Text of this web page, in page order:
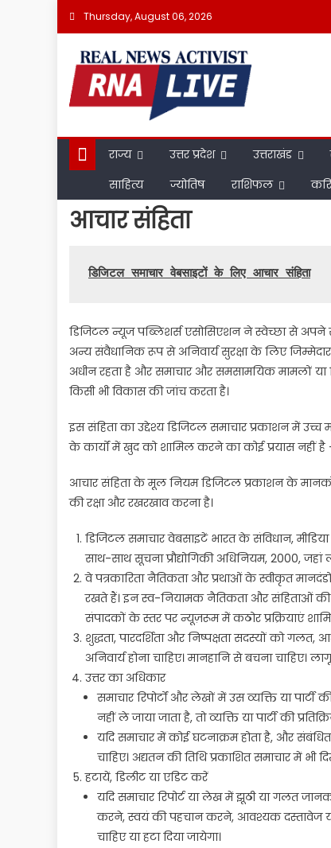
Skip
content
Thursday, August 06, 2026
राज्य उत्तर प्रदेश उत्तराखंड
साहित्य
ज्योतिष राशिफल
आचार संहिता
डिजिटल समाचार वेबसाइटों के लिए आचार संहिता
डिजिटल न्यूज पब्लिशर्स एसोसिएशन ने स्वेच्छा से अपने
अन्य संवैधानिक रूप से अनिवार्य सुरक्षा के लिए जिम्मेदार
अधीन रहता है और समाचार और समसामयिक मामलों या
किसी भी विकास की जांच करता है।
इस संहिता का उद्देश्य डिजिटल समाचार प्रकाशन में
के कार्यों में खुद को शामिल करने का कोई प्रयास नहीं है
आचार संहिता के मूल नियम डिजिटल प्रकाशन के
की रक्षा और रखरखाव करना है।
डिजिटल समाचार वेबसाइटें भारत के संविधान,
साथ-साथ सूचना प्रौद्योगिकी अधिनियम, 2000,
वे पत्रकारिता नैतिकता और प्रथाओं के स्वीकृत
रखते हैं। इन स्व-नियामक नैतिकता और संहिताओं की
संपादकों के स्तर पर न्यूज़रूम में कठोर प्रक्रियाएं
शुद्धता, पारदर्शिता और निष्पक्षता सदस्यों को गलत,
अनिवार्य होना चाहिए। मानहानि से बचना
उत्तर का अधिकार
समाचार रिपोर्टों और लेखों में उस व्यक्ति या
नहीं ले जाया जाता है, तो व्यक्ति या पार्टी की
यदि समाचार में कोई घटनाक्रम होता है, और
चाहिए। अद्यतन की तिथि प्रकाशित समाचार में भी
हटायें, डिलीट या एडिट करें
यदि समाचार रिपोर्ट या लेख में झूठी या गलत
करने, स्वयं की पहचान करने, आवश्यक दस्तावेज या
चाहिए या हटा दिया जायेगा।